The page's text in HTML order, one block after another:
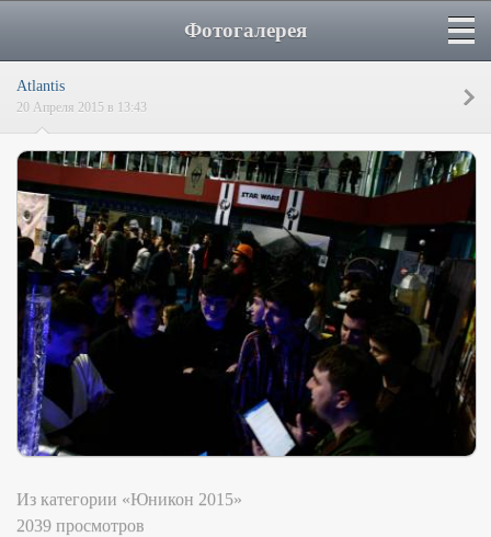
Фотогалерея
Atlantis
20 Апреля 2015 в 13:43
Из категории «Юникон 2015»
2039 просмотров